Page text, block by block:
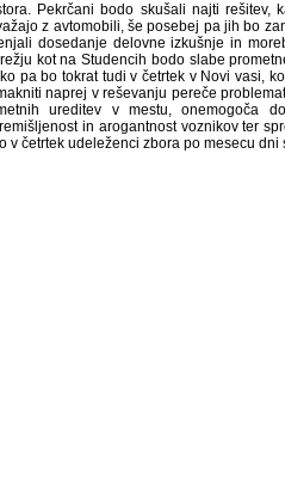
Pekrčani bodo skušali najti
z avtomobili, še posebej pa jih bo
dosedanje delovne izkušnje in
kot na Studencih bodo slabe
pa bo tokrat tudi v četrtek v Novi vasi,
naprej v reševanju pereče
ureditev v mestu, onemogoča
in arogantnost voznikov ter
v četrtek udeleženci zbora po mesecu dni